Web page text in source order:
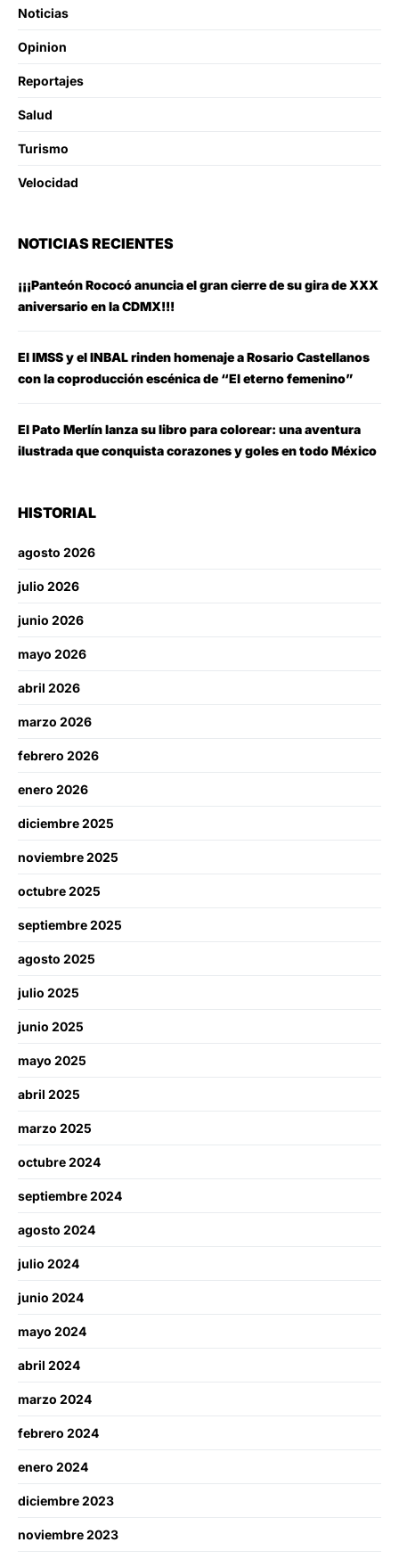
Noticias
Opinion
Reportajes
Salud
Turismo
Velocidad
NOTICIAS RECIENTES
¡¡¡Panteón Rococó anuncia el gran cierre de su gira de XXX
aniversario en la CDMX!!!
El IMSS y el INBAL rinden homenaje a Rosario Castellanos
con la coproducción escénica de “El eterno femenino”
El Pato Merlín lanza su libro para colorear: una aventura
ilustrada que conquista corazones y goles en todo México
HISTORIAL
agosto 2026
julio 2026
junio 2026
mayo 2026
abril 2026
marzo 2026
febrero 2026
enero 2026
diciembre 2025
noviembre 2025
octubre 2025
septiembre 2025
agosto 2025
julio 2025
junio 2025
mayo 2025
abril 2025
marzo 2025
octubre 2024
septiembre 2024
agosto 2024
julio 2024
junio 2024
mayo 2024
abril 2024
marzo 2024
febrero 2024
enero 2024
diciembre 2023
noviembre 2023